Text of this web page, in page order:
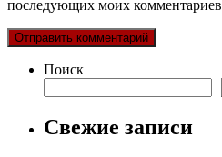
последующих моих комментариев
Поиск
Свежие записи